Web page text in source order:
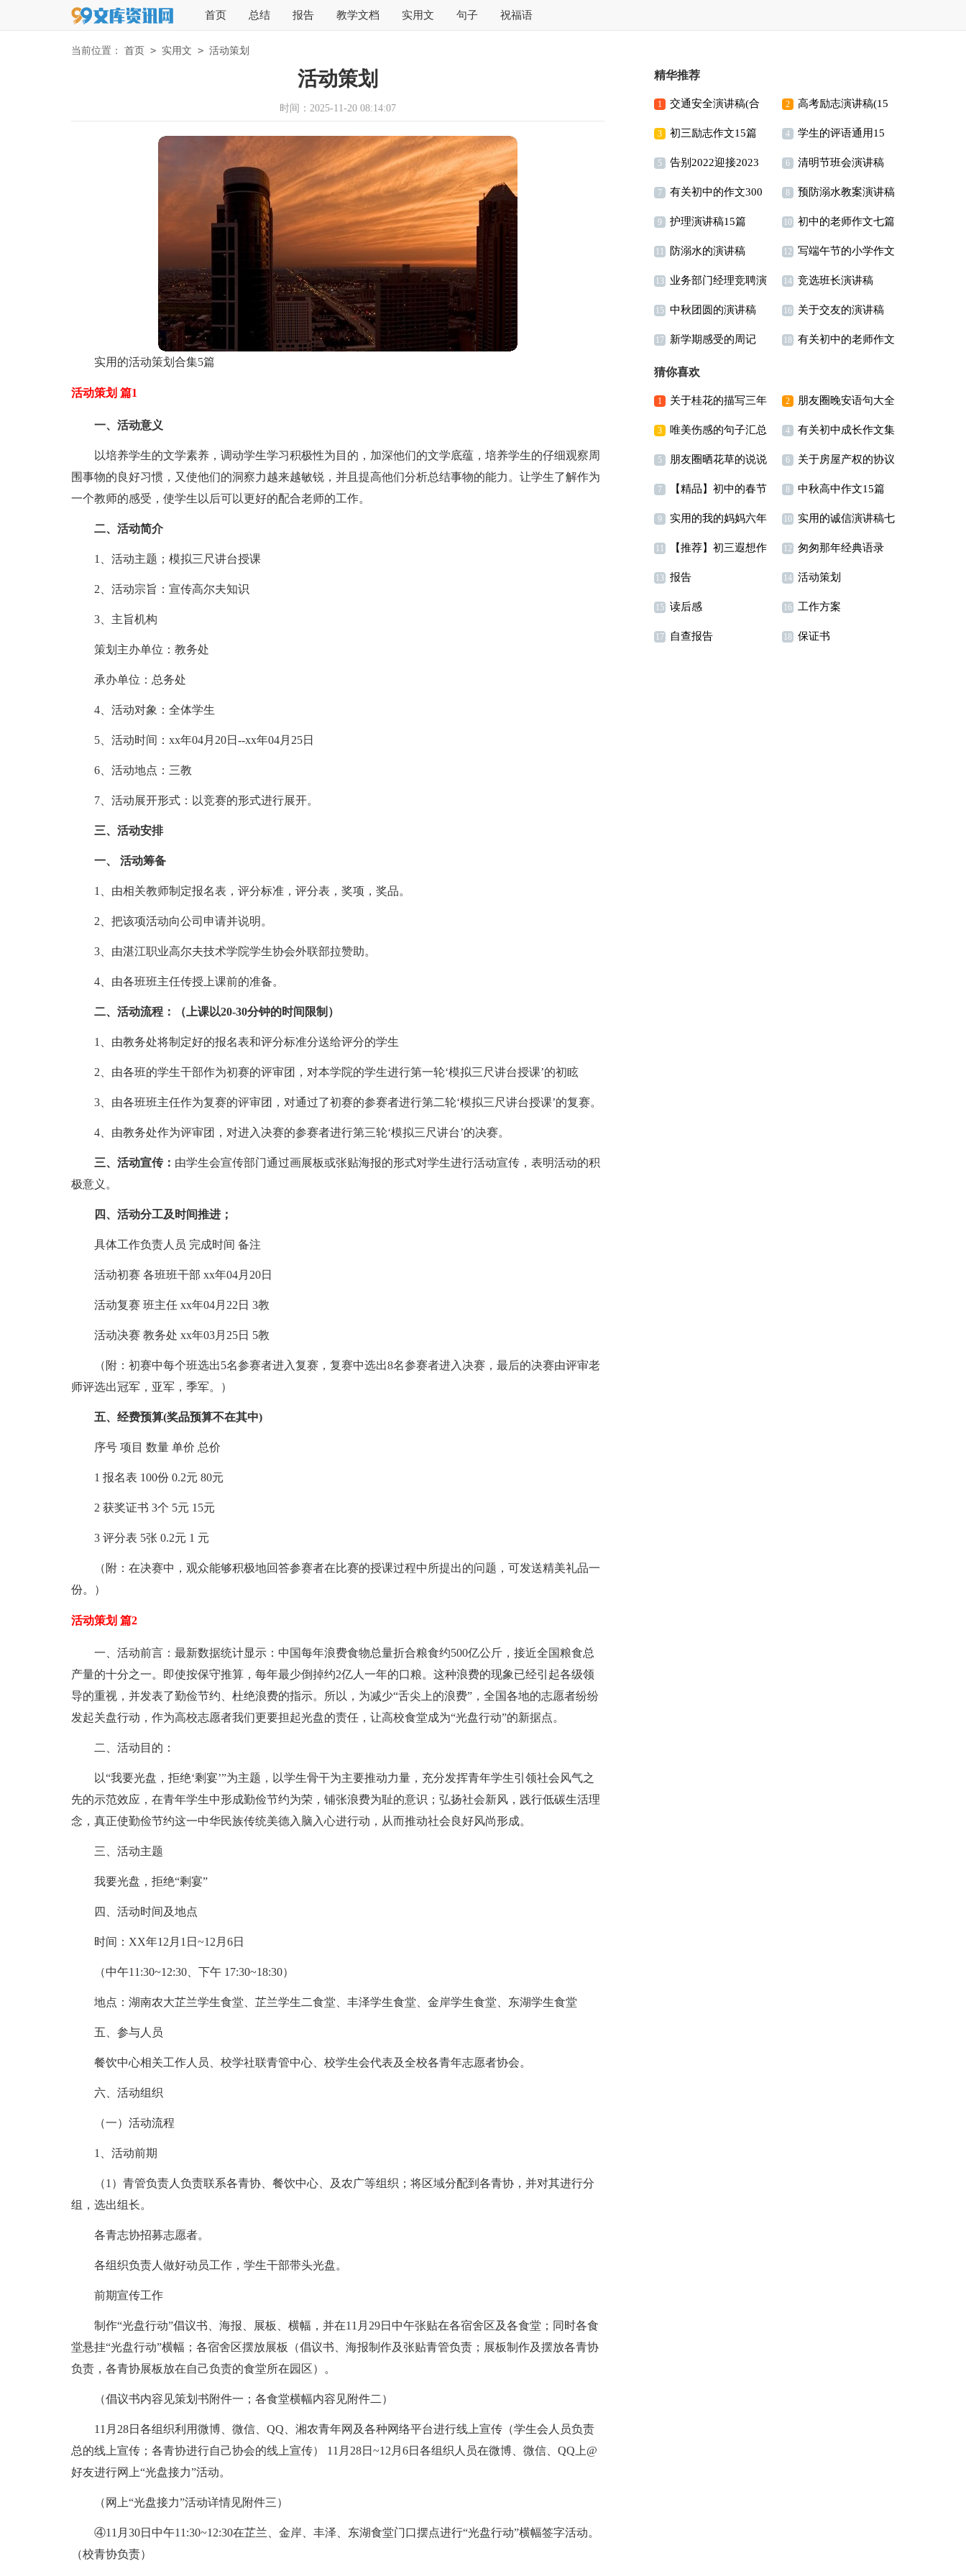
首页 总结 报告 教学文档 实用文 句子 祝福语
当前位置： 首页 > 实用文 > 活动策划
活动策划
时间：2025-11-20 08:14:07
实用的活动策划合集5篇
活动策划 篇1
一、活动意义
以培养学生的文学素养，调动学生学习积极性为目的，加深他们的文学底蕴，培养学生的仔细观察周
围事物的良好习惯，又使他们的洞察力越来越敏锐，并且提高他们分析总结事物的能力。让学生了解作为
一个教师的感受，使学生以后可以更好的配合老师的工作。
二、活动简介
1、活动主题；模拟三尺讲台授课
2、活动宗旨：宣传高尔夫知识
3、主旨机构
策划主办单位：教务处
承办单位：总务处
4、活动对象：全体学生
5、活动时间：xx年04月20日--xx年04月25日
6、活动地点：三教
7、活动展开形式：以竞赛的形式进行展开。
三、活动安排
一、 活动筹备
1、由相关教师制定报名表，评分标准，评分表，奖项，奖品。
2、把该项活动向公司申请并说明。
3、由湛江职业高尔夫技术学院学生协会外联部拉赞助。
4、由各班班主任传授上课前的准备。
二、活动流程：（上课以20-30分钟的时间限制）
1、由教务处将制定好的报名表和评分标准分送给评分的学生
2、由各班的学生干部作为初赛的评审团，对本学院的学生进行第一轮‘模拟三尺讲台授课’的初眩
3、由各班班主任作为复赛的评审团，对通过了初赛的参赛者进行第二轮‘模拟三尺讲台授课’的复赛。
4、由教务处作为评审团，对进入决赛的参赛者进行第三轮‘模拟三尺讲台’的决赛。
三、活动宣传： 由学生会宣传部门通过画展板或张贴海报的形式对学生进行活动宣传，表明活动的积
极意义。
四、活动分工及时间推进；
具体工作负责人员 完成时间 备注
活动初赛 各班班干部 xx年04月20日
活动复赛 班主任 xx年04月22日 3教
活动决赛 教务处 xx年03月25日 5教
（附：初赛中每个班选出5名参赛者进入复赛，复赛中选出8名参赛者进入决赛，最后的决赛由评审老
师评选出冠军，亚军，季军。）
五、经费预算(奖品预算不在其中)
序号 项目 数量 单价 总价
1 报名表 100份 0.2元 80元
2 获奖证书 3个 5元 15元
3 评分表 5张 0.2元 1 元
（附：在决赛中，观众能够积极地回答参赛者在比赛的授课过程中所提出的问题，可发送精美礼品一
份。）
活动策划 篇2
一、活动前言：最新数据统计显示：中国每年浪费食物总量折合粮食约500亿公斤，接近全国粮食总
产量的十分之一。即使按保守推算，每年最少倒掉约2亿人一年的口粮。这种浪费的现象已经引起各级领
导的重视，并发表了勤俭节约、杜绝浪费的指示。所以，为减少“舌尖上的浪费”，全国各地的志愿者纷纷
发起关盘行动，作为高校志愿者我们更要担起光盘的责任，让高校食堂成为“光盘行动”的新据点。
二、活动目的：
以“我要光盘，拒绝‘剩宴’”为主题，以学生骨干为主要推动力量，充分发挥青年学生引领社会风气之
先的示范效应，在青年学生中形成勤俭节约为荣，铺张浪费为耻的意识；弘扬社会新风，践行低碳生活理
念，真正使勤俭节约这一中华民族传统美德入脑入心进行动，从而推动社会良好风尚形成。
三、活动主题
我要光盘，拒绝“剩宴”
四、活动时间及地点
时间：XX年12月1日~12月6日
（中午11:30~12:30、下午 17:30~18:30）
地点：湖南农大芷兰学生食堂、芷兰学生二食堂、丰泽学生食堂、金岸学生食堂、东湖学生食堂
五、参与人员
餐饮中心相关工作人员、校学社联青管中心、校学生会代表及全校各青年志愿者协会。
六、活动组织
（一）活动流程
1、活动前期
（1）青管负责人负责联系各青协、餐饮中心、及农广等组织；将区域分配到各青协，并对其进行分
组，选出组长。
各青志协招募志愿者。
各组织负责人做好动员工作，学生干部带头光盘。
前期宣传工作
制作“光盘行动”倡议书、海报、展板、横幅，并在11月29日中午张贴在各宿舍区及各食堂；同时各食
堂悬挂“光盘行动”横幅；各宿舍区摆放展板（倡议书、海报制作及张贴青管负责；展板制作及摆放各青协
负责，各青协展板放在自己负责的食堂所在园区）。
（倡议书内容见策划书附件一；各食堂横幅内容见附件二）
11月28日各组织利用微博、微信、QQ、湘农青年网及各种网络平台进行线上宣传（学生会人员负责
总的线上宣传；各青协进行自己协会的线上宣传） 11月28日~12月6日各组织人员在微博、微信、QQ上@
好友进行网上“光盘接力”活动。
（网上“光盘接力”活动详情见附件三）
④11月30日中午11:30~12:30在芷兰、金岸、丰泽、东湖食堂门口摆点进行“光盘行动”横幅签字活动。
（校青协负责）
精华推荐
1 交通安全演讲稿(合
集15篇)
2 高考励志演讲稿(15
篇)
3 初三励志作文15篇 4 学生的评语通用15
篇
5 告别2022迎接2023
演讲稿
6 清明节班会演讲稿
7 有关初中的作文300
字合集九篇
8 预防溺水教案演讲稿
9 护理演讲稿15篇 10 初中的老师作文七篇
11 防溺水的演讲稿 12 写端午节的小学作文
13 业务部门经理竞聘演
讲稿
14 竞选班长演讲稿
【热】
15 中秋团圆的演讲稿 16 关于交友的演讲稿
17 新学期感受的周记 18 有关初中的老师作文
猜你喜欢
1 关于桂花的描写三年
级作文汇编6篇
2 朋友圈晚安语句大全
200句精选
3 唯美伤感的句子汇总
79条
4 有关初中成长作文集
锦8篇
5 朋友圈晒花草的说说
通用15篇
6 关于房屋产权的协议
书范文锦集9篇
7 【精品】初中的春节
作文汇总7篇
8 中秋高中作文15篇
9 实用的我的妈妈六年
级作文集合8篇
10 实用的诚信演讲稿七
篇
11 【推荐】初三遐想作
文集锦6篇
12 匆匆那年经典语录
15篇
13 报告 14 活动策划
15 读后感 16 工作方案
17 自查报告 18 保证书